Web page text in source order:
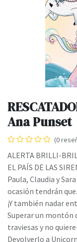
Ana Punset
(0
ALERTA BRILLI-
EL PAÍS DE LAS
Paula, Claudia y
ocasión tendrán
¡Y también nadar
Superar un montón
traviesas y no
Devolverlo a